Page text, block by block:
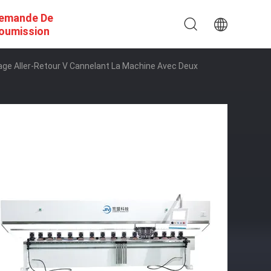
De
Aller-Retour V Cannelant La Machine Avec Deux